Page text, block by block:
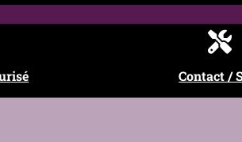
Contact /